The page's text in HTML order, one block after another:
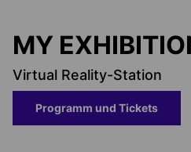
MY
Virtual Reality-Station
Programm und Tickets